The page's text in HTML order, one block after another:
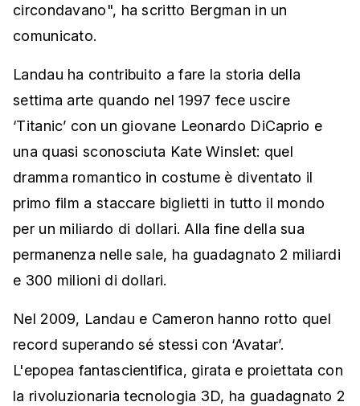
circondavano", ha scritto Bergman in un
comunicato.
Landau ha contribuito a fare la storia della
settima arte quando nel 1997 fece uscire
‘Titanic’ con un giovane Leonardo DiCaprio e
una quasi sconosciuta Kate Winslet: quel
dramma romantico in costume è diventato il
primo film a staccare biglietti in tutto il mondo
per un miliardo di dollari. Alla fine della sua
permanenza nelle sale, ha guadagnato 2 miliardi
e 300 milioni di dollari.
Nel 2009, Landau e Cameron hanno rotto quel
record superando sé stessi con ‘Avatar’.
L'epopea fantascientifica, girata e proiettata con
la rivoluzionaria tecnologia 3D, ha guadagnato 2